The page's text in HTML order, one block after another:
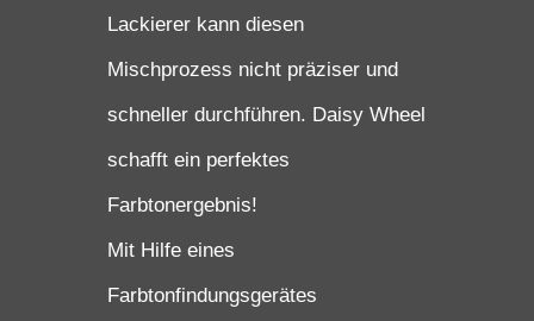
Lackierer kann diesen
Mischprozess nicht präziser und
schneller durchführen. Daisy Wheel
schafft ein perfektes
Farbtonergebnis!
Mit Hilfe eines
Farbtonfindungsgerätes